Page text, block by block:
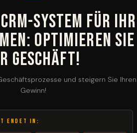
System für Ihr
Optimieren Sie
Geschäft!
und steigern Sie Ihren
Gewinn!
endet in: